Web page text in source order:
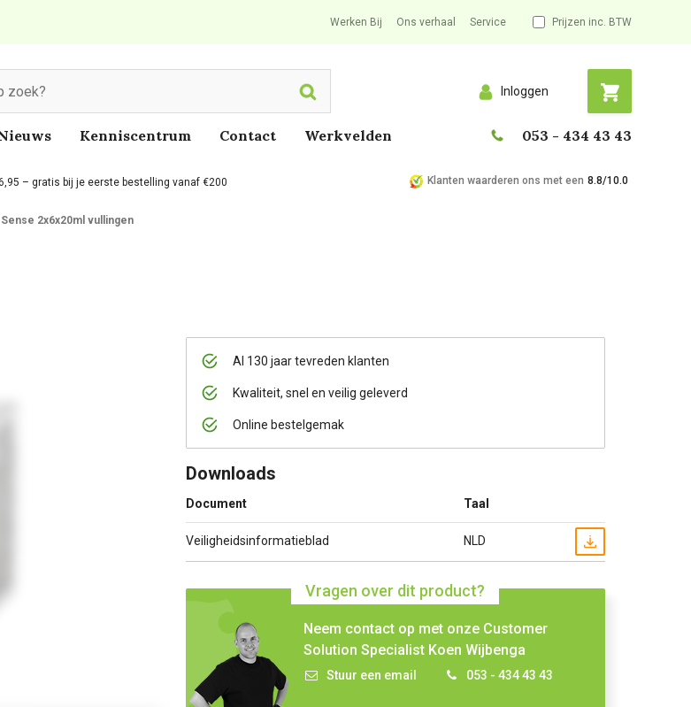
Werken Bij Ons verhaal Service Prijzen inc. BTW
Search Inloggen
Kenniscentrum Contact Werkvelden 053 - 434 43 43
– gratis bij je eerste bestelling vanaf €200 Klanten waarderen ons met een 8.8/10.0
2x6x20ml vullingen
Al 130 jaar tevreden klanten
Kwaliteit, snel en veilig geleverd
Online bestelgemak
Downloads
Document Taal
Veiligheidsinformatieblad NLD
Vragen over dit product?
Neem contact op met onze Customer
Solution Specialist Koen Wijbenga
Stuur een email 053 - 434 43 43